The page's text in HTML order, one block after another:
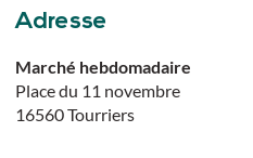
Adresse
Marché hebdomadaire
Place du 11 novembre
16560Tourriers